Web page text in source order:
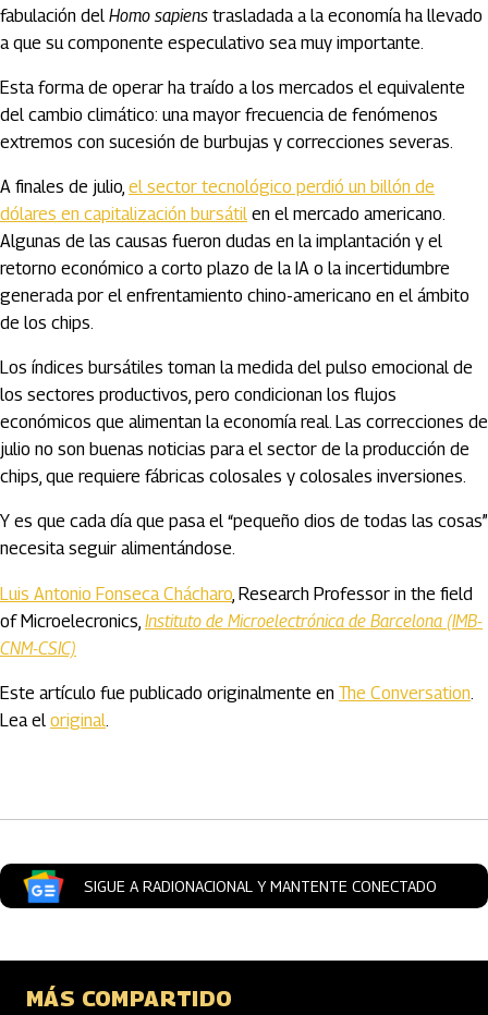
fabulación del Homo sapiens trasladada a la economía ha llevado
a que su componente especulativo sea muy importante.
Esta forma de operar ha traído a los mercados el equivalente
del cambio climático: una mayor frecuencia de fenómenos
extremos con sucesión de burbujas y correcciones severas.
A finales de julio, el sector tecnológico perdió un billón de
dólares en capitalización bursátil en el mercado americano.
Algunas de las causas fueron dudas en la implantación y el
retorno económico a corto plazo de la IA o la incertidumbre
generada por el enfrentamiento chino-americano en el ámbito
de los chips.
Los índices bursátiles toman la medida del pulso emocional de
los sectores productivos, pero condicionan los flujos
económicos que alimentan la economía real. Las correcciones de
julio no son buenas noticias para el sector de la producción de
chips, que requiere fábricas colosales y colosales inversiones.
Y es que cada día que pasa el “pequeño dios de todas las cosas”
necesita seguir alimentándose.
Luis Antonio Fonseca Chácharo, Research Professor in the field
of Microelecronics, Instituto de Microelectrónica de Barcelona (IMB-
CNM-CSIC)
Este artículo fue publicado originalmente en The Conversation.
Lea el original.
SIGUE A RADIONACIONAL Y MANTENTE CONECTADO
MÁS COMPARTIDO